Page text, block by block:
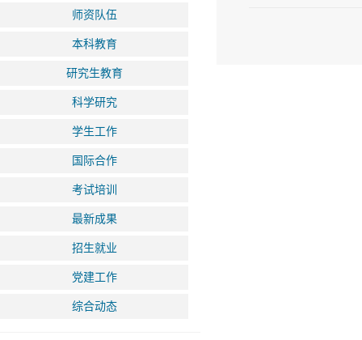
师资队伍
本科教育
研究生教育
科学研究
学生工作
国际合作
考试培训
最新成果
招生就业
党建工作
综合动态